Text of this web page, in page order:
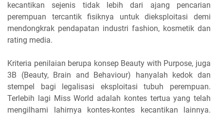
kecantikan sejenis tidak lebih dari ajang pencarian
perempuan tercantik fisiknya untuk dieksploitasi demi
mendongkrak pendapatan industri fashion, kosmetik dan
rating media.
Kriteria penilaian berupa konsep Beauty with Purpose, juga
3B (Beauty, Brain and Behaviour) hanyalah kedok dan
stempel bagi legalisasi eksploitasi tubuh perempuan.
Terlebih lagi Miss World adalah kontes tertua yang telah
mengilhami lahirnya kontes-kontes kecantikan lainnya.